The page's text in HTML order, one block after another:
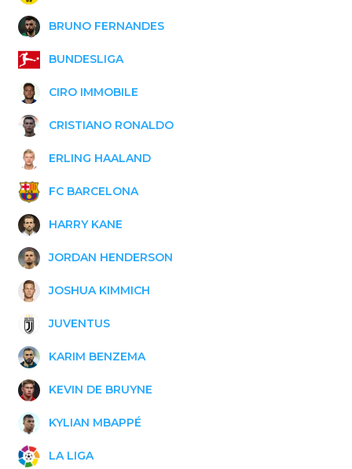
BRUNO FERNANDES
BUNDESLIGA
CIRO IMMOBILE
CRISTIANO RONALDO
ERLING HAALAND
FC BARCELONA
HARRY KANE
JORDAN HENDERSON
JOSHUA KIMMICH
JUVENTUS
KARIM BENZEMA
KEVIN DE BRUYNE
KYLIAN MBAPPÉ
LA LIGA